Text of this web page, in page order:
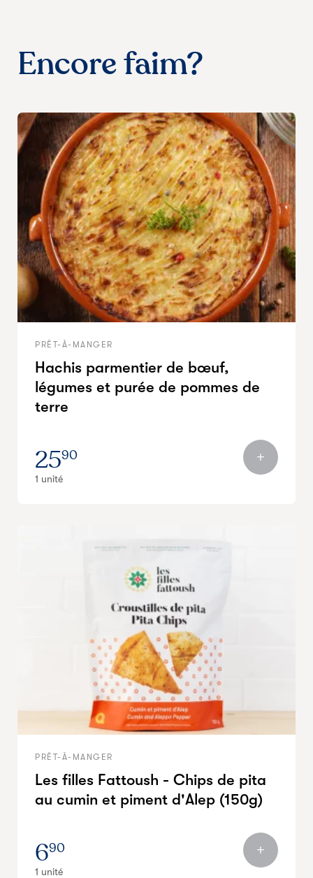
Encore faim?
PRÊT-À-MANGER
Hachis parmentier de bœuf,
légumes et purée de pommes de
terre
2590
1 unité
PRÊT-À-MANGER
Les filles Fattoush - Chips de pita
au cumin et piment d'Alep (150g)
690
1 unité